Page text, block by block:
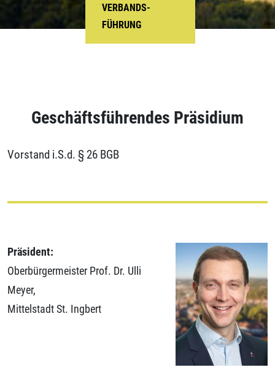
VERBANDS-
FÜHRUNG
Geschäftsführendes Präsidium
Vorstand i.S.d. § 26 BGB
Präsident:
Oberbürgermeister Prof. Dr. Ulli
Meyer,
Mittelstadt St. Ingbert